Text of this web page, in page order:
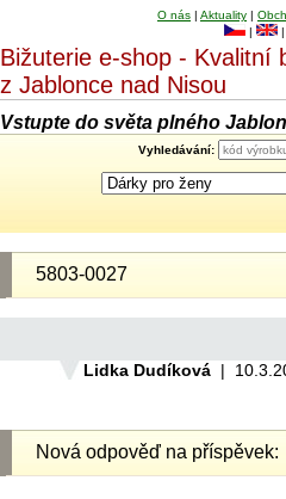
O nás | Aktuality |
|
|
Bižuterie e-shop - Kvalitní
z Jablonce nad Nisou
Vstupte do světa plného
Vyhledávání:
5803-0027
Lidka Dudíková |
Nová odpověď na příspěvek: